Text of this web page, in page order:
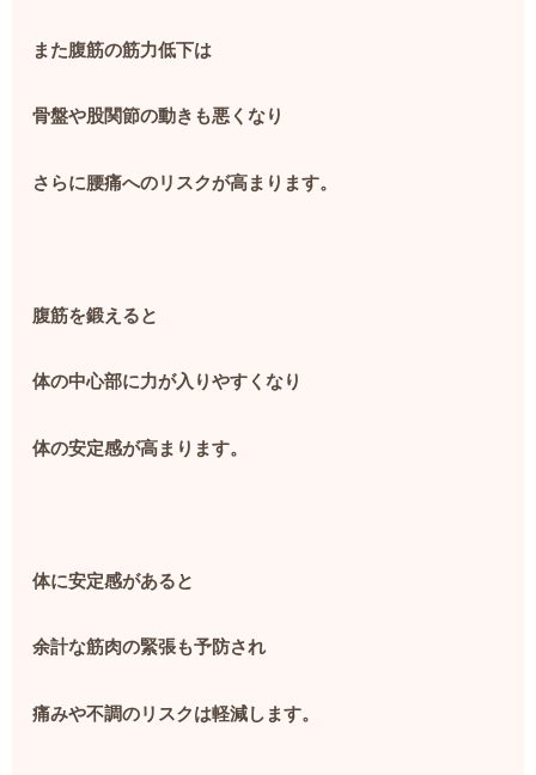
また腹筋の筋力低下は
骨盤や股関節の動きも悪くなり
さらに腰痛へのリスクが高まります。
腹筋を鍛えると
体の中心部に力が入りやすくなり
体の安定感が高まります。
体に安定感があると
余計な筋肉の緊張も予防され
痛みや不調のリスクは軽減します。